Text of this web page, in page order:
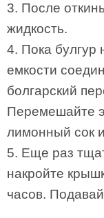
3. После
жидкость.
4. Пока булгур
емкости
болгарский
Перемешайте
лимонный сок
5. Еще раз
накройте
часов.